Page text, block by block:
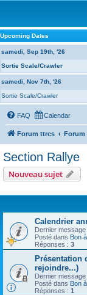
Upcoming Dates
samedi, Sep 19th, '26
Sortie Scale/Crawler
samedi, Nov 7th, '26
Sortie Scale/Crawler
FAQ Calendar
Forum ttrcs Forum
Section Rallye
Nouveau sujet
Calendrier
Dernier
Posté dans Bon
Réponses : 3
Présentation
rejoindre...)
Dernier
Posté dans Bon
Réponses : 1